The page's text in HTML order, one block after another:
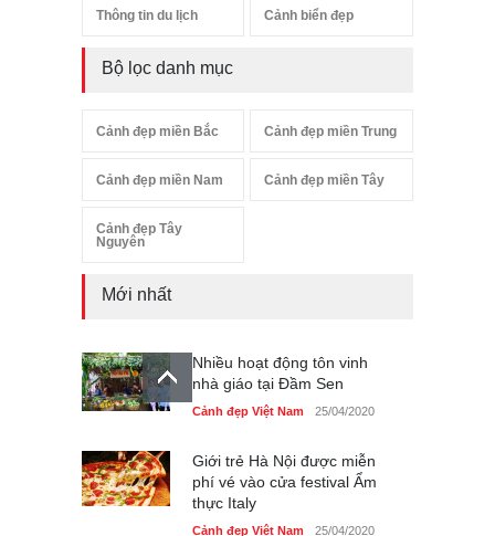
Thông tin du lịch Cảnh biển đẹp
Bộ lọc danh mục
Cảnh đẹp miền Bắc Cảnh đẹp miền Trung
Cảnh đẹp miền Nam Cảnh đẹp miền Tây
Cảnh đẹp Tây
Nguyên
Mới nhất
Nhiều hoạt động tôn vinh
nhà giáo tại Đầm Sen
Cảnh đẹp Việt Nam 25/04/2020
Giới trẻ Hà Nội được miễn
phí vé vào cửa festival Ẩm
thực Italy
Cảnh đẹp Việt Nam 25/04/2020